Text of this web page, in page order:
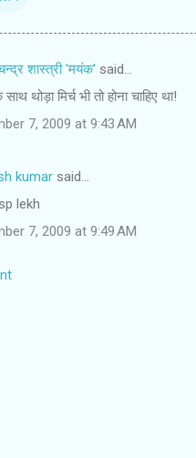
शास्त्री 'मयंक' said…
थोड़ा मिर्च भी तो होना चाहिए था!
7, 2009 at 9:43 AM
kumar said…
lekh
7, 2009 at 9:49 AM